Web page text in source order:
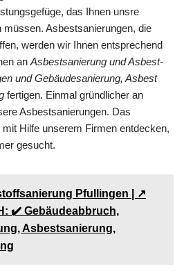
das Ihnen unsre
Asbestsanierungen, die
werden wir Ihnen entsprechend
an Asbestsanierung und Asbest-
und Gebäudesanierung, Asbest
fertigen. Einmal gründlicher an
Asbestsanierungen. Das
mit Hilfe unserem Firmen entdecken,
gesucht.
Pfullingen | ↗️
✔️ Gebäudeabbruch,
Asbestsanierung,